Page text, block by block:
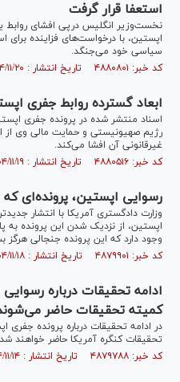
استعفا قرار گرفت
نخست‌وزیر انگلیس درپی افشای روابط
اپستین، با درخواست‌های فزاینده
سیاسی خود می‌جنگد.
کد خبر: ۴۸۸۰۸۰۱ تاریخ انتشار : ۱۴۰۴/۱۱/۲۰
ابعاد گسترده روابط جفری
اسناد منتشر شده در پرونده جفری
رژیم صهیونیستی و حمایت مالی وی
غیرقانونی آن افشا می‌کند.
کد خبر: ۴۸۸۰۵۱۶ تاریخ انتشار : ۱۴۰۴/۱۱/۱۹
رسوایی اپستین، پرونده‌ای
وزارت دادگستری آمریکا با انتشار
اپستین، از نزدیک شدن این پرونده به
وجود دارد که این پرونده جنجالی
کد خبر: ۴۸۷۹۹۰۱ تاریخ انتشار : ۱۴۰۴/۱۱/۱۸
ادامه تحقیقات درباره
کمیته تحقیقات حاضر
در ادامه تحقیقات درباره پرونده جفری
تحقیقات کنگره آمریکا حاضر خواهند
کد خبر: ۴۸۷۹۷۸۸ تاریخ انتشار : ۱۴۰۴/۱۱/۱۴